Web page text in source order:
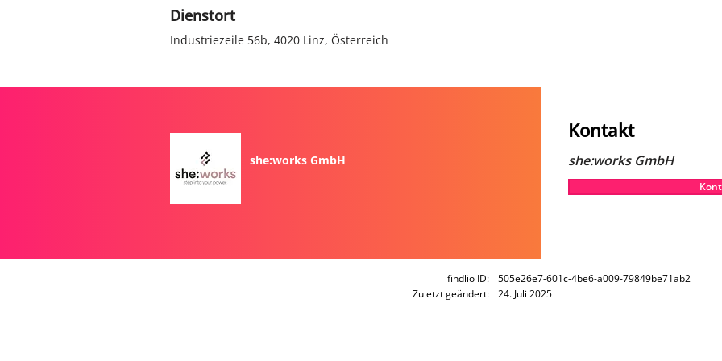
Dienstort
Industriezeile 56b, 4020 Linz, Österreich
she:works GmbH
Kontakt
she:works GmbH
findlio ID:
Zuletzt geändert:
505e26e7-601c-4be6-a009-79849be71ab2
24. Juli 2025